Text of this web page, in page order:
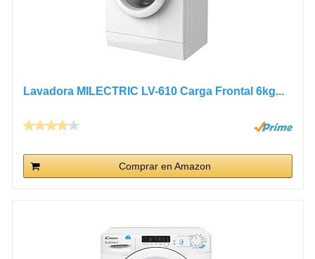
Lavadora MILECTRIC LV-610 Carga Frontal 6kg...
Comprar en Amazon